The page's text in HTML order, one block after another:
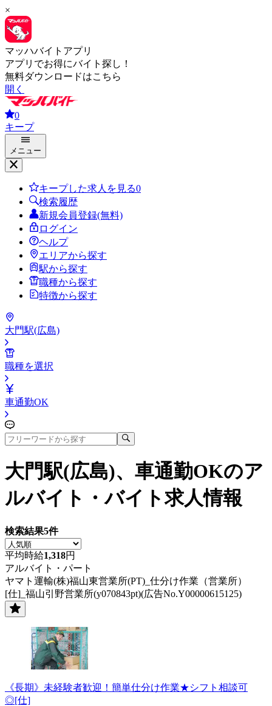
×
マッハバイトアプリ
アプリでお得にバイト探し！
無料ダウンロードはこちら
開く
0
キープ
メニュー
キープした求人を見る0
検索履歴
新規会員登録(無料)
ログイン
ヘルプ
エリアから探す
駅から探す
職種から探す
特徴から探す
大門駅(広島)
職種を選択
車通勤OK
大門駅(広島)、車通勤OKのア
ルバイト・バイト求人情報
検索結果5件
平均時給1,318円
アルバイト・パート
ヤマト運輸(株)福山東営業所(PT)_仕分け作業（営業所）
[仕]_福山引野営業所(y070843pt)(広告No.Y00000615125)
《長期》未経験者歓迎！簡単仕分け作業★シフト相談可
◎[仕]